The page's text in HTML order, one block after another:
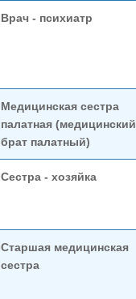
Врач - психиатр
Медицинская сестра
палатная (медицинский
брат палатный)
Сестра - хозяйка
Старшая медицинская
сестра